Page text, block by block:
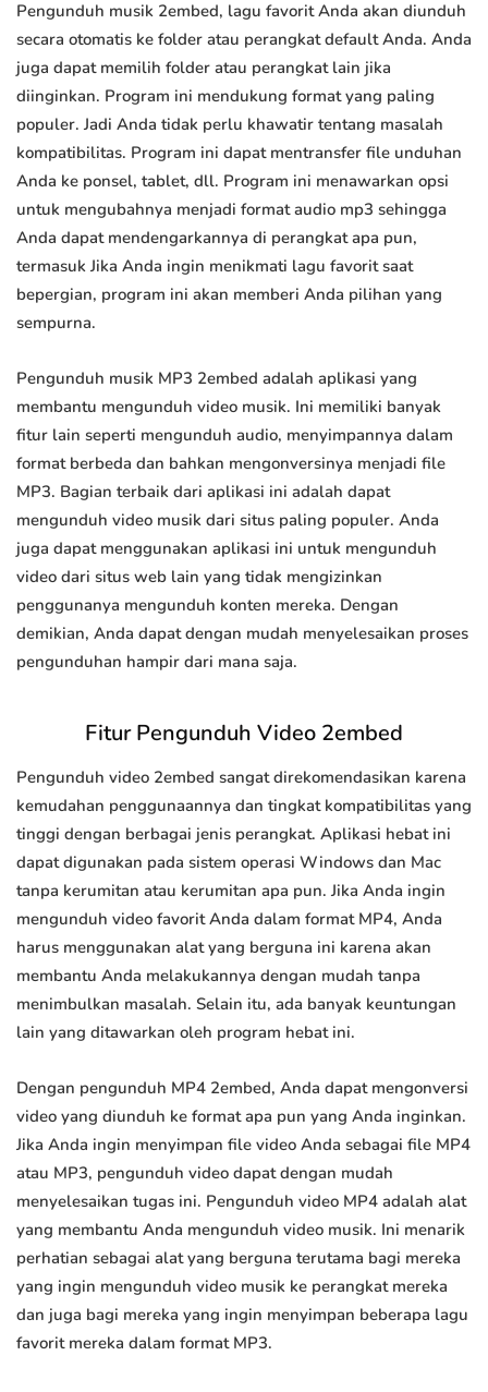
Pengunduh musik 2embed, lagu favorit Anda akan diunduh
secara otomatis ke folder atau perangkat default Anda. Anda
juga dapat memilih folder atau perangkat lain jika
diinginkan. Program ini mendukung format yang paling
populer. Jadi Anda tidak perlu khawatir tentang masalah
kompatibilitas. Program ini dapat mentransfer file unduhan
Anda ke ponsel, tablet, dll. Program ini menawarkan opsi
untuk mengubahnya menjadi format audio mp3 sehingga
Anda dapat mendengarkannya di perangkat apa pun,
termasuk Jika Anda ingin menikmati lagu favorit saat
bepergian, program ini akan memberi Anda pilihan yang
sempurna.
Pengunduh musik MP3 2embed adalah aplikasi yang
membantu mengunduh video musik. Ini memiliki banyak
fitur lain seperti mengunduh audio, menyimpannya dalam
format berbeda dan bahkan mengonversinya menjadi file
MP3. Bagian terbaik dari aplikasi ini adalah dapat
mengunduh video musik dari situs paling populer. Anda
juga dapat menggunakan aplikasi ini untuk mengunduh
video dari situs web lain yang tidak mengizinkan
penggunanya mengunduh konten mereka. Dengan
demikian, Anda dapat dengan mudah menyelesaikan proses
pengunduhan hampir dari mana saja.
Fitur Pengunduh Video 2embed
Pengunduh video 2embed sangat direkomendasikan karena
kemudahan penggunaannya dan tingkat kompatibilitas yang
tinggi dengan berbagai jenis perangkat. Aplikasi hebat ini
dapat digunakan pada sistem operasi Windows dan Mac
tanpa kerumitan atau kerumitan apa pun. Jika Anda ingin
mengunduh video favorit Anda dalam format MP4, Anda
harus menggunakan alat yang berguna ini karena akan
membantu Anda melakukannya dengan mudah tanpa
menimbulkan masalah. Selain itu, ada banyak keuntungan
lain yang ditawarkan oleh program hebat ini.
Dengan pengunduh MP4 2embed, Anda dapat mengonversi
video yang diunduh ke format apa pun yang Anda inginkan.
Jika Anda ingin menyimpan file video Anda sebagai file MP4
atau MP3, pengunduh video dapat dengan mudah
menyelesaikan tugas ini. Pengunduh video MP4 adalah alat
yang membantu Anda mengunduh video musik. Ini menarik
perhatian sebagai alat yang berguna terutama bagi mereka
yang ingin mengunduh video musik ke perangkat mereka
dan juga bagi mereka yang ingin menyimpan beberapa lagu
favorit mereka dalam format MP3.